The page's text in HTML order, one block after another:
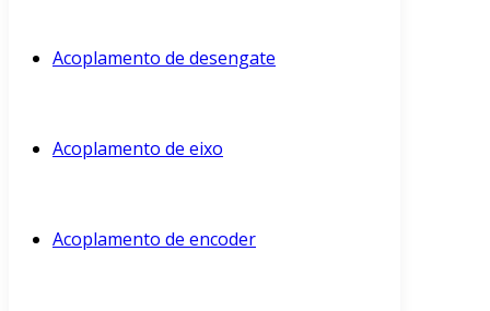
Acoplamento de desengate
Acoplamento de eixo
Acoplamento de encoder